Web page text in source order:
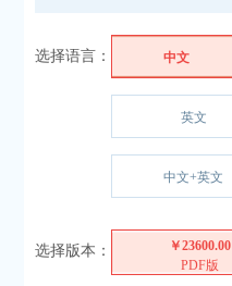
选择语言： 中文
英文
中文+英文
选择版本：
￥23600.00
PDF版